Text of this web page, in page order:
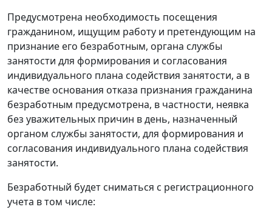
Предусмотрена необходимость посещения
гражданином, ищущим работу и претендующим на
признание его безработным, органа службы
занятости для формирования и согласования
индивидуального плана содействия занятости, а в
качестве основания отказа признания гражданина
безработным предусмотрена, в частности, неявка
без уважительных причин в день, назначенный
органом службы занятости, для формирования и
согласования индивидуального плана содействия
занятости.
Безработный будет сниматься с регистрационного
учета в том числе: